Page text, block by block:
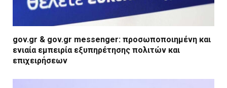
gov.gr & gov.gr messenger: προσωποποιημένη και
ενιαία εμπειρία εξυπηρέτησης πολιτών και
επιχειρήσεων